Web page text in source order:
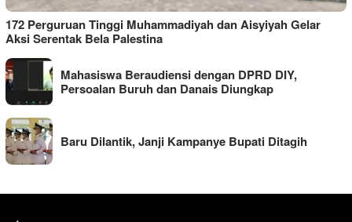
172 Perguruan Tinggi Muhammadiyah dan Aisyiyah Gelar
Aksi Serentak Bela Palestina
Mahasiswa Beraudiensi dengan DPRD DIY,
Persoalan Buruh dan Danais Diungkap
Baru Dilantik, Janji Kampanye Bupati Ditagih